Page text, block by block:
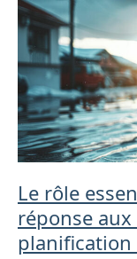
Le rôle
réponse
planification